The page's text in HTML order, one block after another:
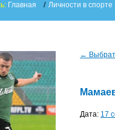
Главная / Личности в спорте
←
Дата: 17